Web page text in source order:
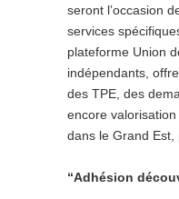
seront l’occasion
services
plateforme Union
indépendants,
des TPE, des
encore valorisation
dans le Grand Est,
“Adhésion